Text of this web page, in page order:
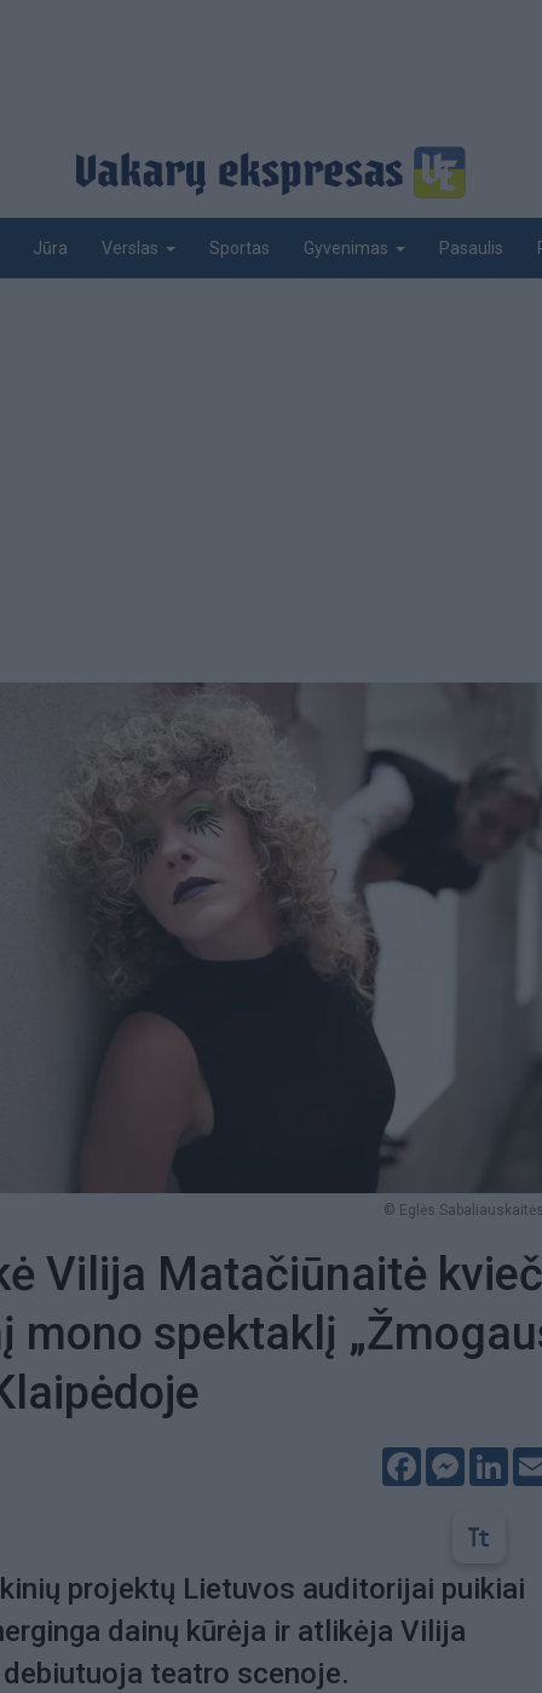
Jūra Verslas Sportas Gyvenimas Pasaulis
© Eglės
Vilija Matačiūnaitė
mono spektaklį
Facebook
projektų Lietuvos auditorijai puikiai
dainų kūrėja ir atlikėja Vilija
teatro scenoje.